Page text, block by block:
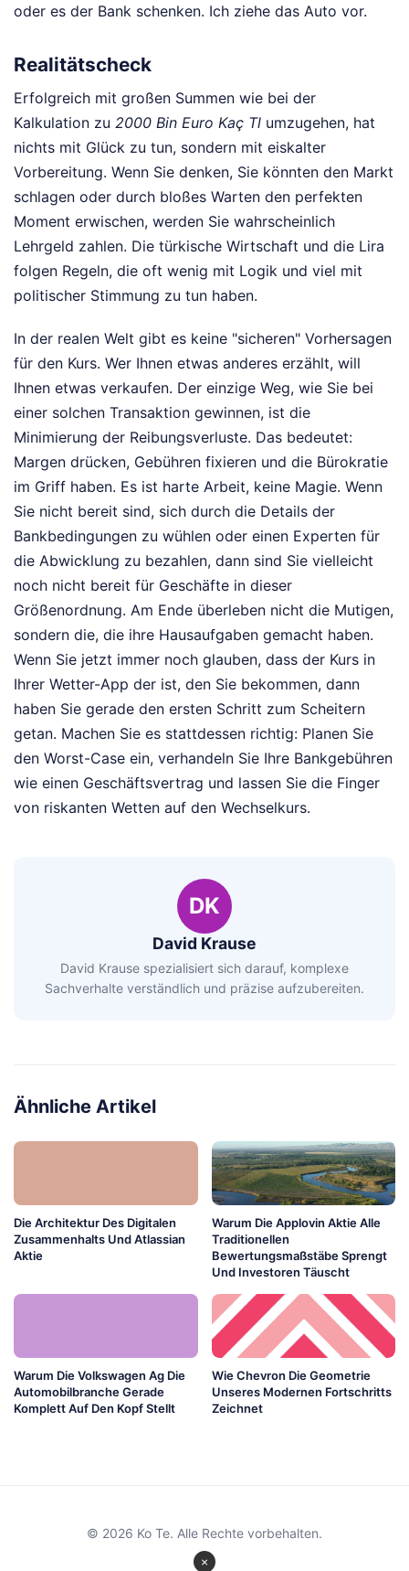
oder es der Bank schenken. Ich ziehe das Auto vor.
Realitätscheck
Erfolgreich mit großen Summen wie bei der
Kalkulation zu 2000 Bin Euro Kaç Tl umzugehen, hat
nichts mit Glück zu tun, sondern mit eiskalter
Vorbereitung. Wenn Sie denken, Sie könnten den Markt
schlagen oder durch bloßes Warten den perfekten
Moment erwischen, werden Sie wahrscheinlich
Lehrgeld zahlen. Die türkische Wirtschaft und die Lira
folgen Regeln, die oft wenig mit Logik und viel mit
politischer Stimmung zu tun haben.
In der realen Welt gibt es keine "sicheren" Vorhersagen
für den Kurs. Wer Ihnen etwas anderes erzählt, will
Ihnen etwas verkaufen. Der einzige Weg, wie Sie bei
einer solchen Transaktion gewinnen, ist die
Minimierung der Reibungsverluste. Das bedeutet:
Margen drücken, Gebühren fixieren und die Bürokratie
im Griff haben. Es ist harte Arbeit, keine Magie. Wenn
Sie nicht bereit sind, sich durch die Details der
Bankbedingungen zu wühlen oder einen Experten für
die Abwicklung zu bezahlen, dann sind Sie vielleicht
noch nicht bereit für Geschäfte in dieser
Größenordnung. Am Ende überleben nicht die Mutigen,
sondern die, die ihre Hausaufgaben gemacht haben.
Wenn Sie jetzt immer noch glauben, dass der Kurs in
Ihrer Wetter-App der ist, den Sie bekommen, dann
haben Sie gerade den ersten Schritt zum Scheitern
getan. Machen Sie es stattdessen richtig: Planen Sie
den Worst-Case ein, verhandeln Sie Ihre Bankgebühren
wie einen Geschäftsvertrag und lassen Sie die Finger
von riskanten Wetten auf den Wechselkurs.
DK
David Krause
David Krause spezialisiert sich darauf, komplexe
Sachverhalte verständlich und präzise aufzubereiten.
Ähnliche Artikel
Die Architektur Des Digitalen
Zusammenhalts Und Atlassian
Aktie
Warum Die Applovin Aktie Alle
Traditionellen
Bewertungsmaßstäbe Sprengt
Und Investoren Täuscht
Warum Die Volkswagen Ag Die
Automobilbranche Gerade
Komplett Auf Den Kopf Stellt
Wie Chevron Die Geometrie
Unseres Modernen Fortschritts
Zeichnet
×
© 2026 Ko Te. Alle Rechte vorbehalten.